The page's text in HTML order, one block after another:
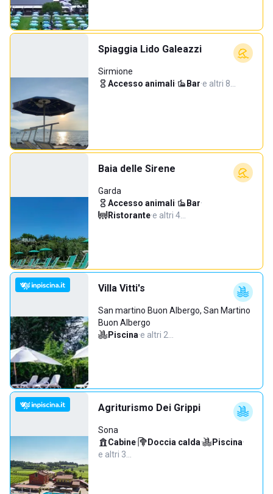
Spiaggia Lido Galeazzi
Sirmione
Accesso animali· Bar·e altri 8…
Baia delle Sirene
Garda
Accesso animali· Bar·
Ristorante·e altri 4…
Villa Vitti's
San martino Buon Albergo, San Martino
Buon Albergo
Piscina·e altri 2…
Agriturismo Dei Grippi
Sona
Cabine· Doccia calda· Piscina·
e altri 3…